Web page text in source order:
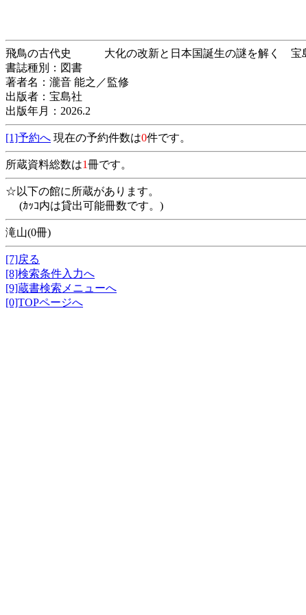
飛鳥の古代史 大化の改新と日本国誕生の謎を
書誌種別：図書
著者名：瀧音 能之／監修
出版者：宝島社
出版年月：2026.2
[1]予約へ 現在の予約件数は0件です。
所蔵資料総数は1冊です。
☆以下の館に所蔵があります。
(ｶｯｺ内は貸出可能冊数です。)
滝山(0冊)
[7]戻る
[8]検索条件入力へ
[9]蔵書検索メニューへ
[0]TOPページへ